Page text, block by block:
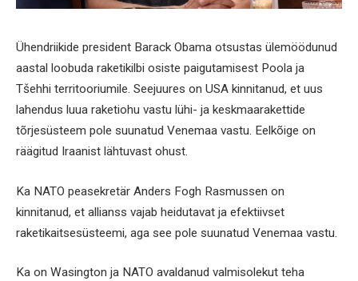
Ühendriikide president Barack Obama otsustas ülemöödunud
aastal loobuda raketikilbi osiste paigutamisest Poola ja
Tšehhi territooriumile. Seejuures on USA kinnitanud, et uus
lahendus luua raketiohu vastu lühi- ja keskmaarakettide
tõrjesüsteem pole suunatud Venemaa vastu. Eelkõige on
räägitud Iraanist lähtuvast ohust.
Ka NATO peasekretär Anders Fogh Rasmussen on
kinnitanud, et allianss vajab heidutavat ja efektiivset
raketikaitsesüsteemi, aga see pole suunatud Venemaa vastu.
Ka on Wasington ja NATO avaldanud valmisolekut teha